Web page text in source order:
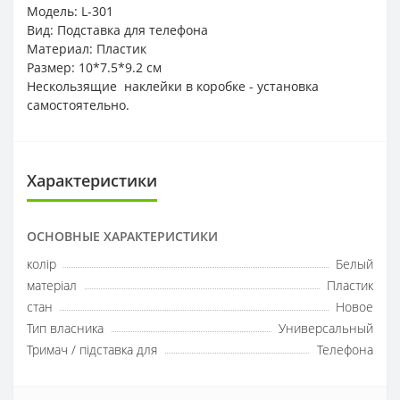
Модель: L-301
Вид: Подставка для телефона
Материал: Пластик
Размер: 10*7.5*9.2 см
Нескользящие наклейки в коробке - установка
самостоятельно.
Характеристики
ОСНОВНЫЕ ХАРАКТЕРИСТИКИ
колір
Белый
матеріал
Пластик
стан
Новое
Тип власника
Универсальный
Тримач / підставка для
Телефона